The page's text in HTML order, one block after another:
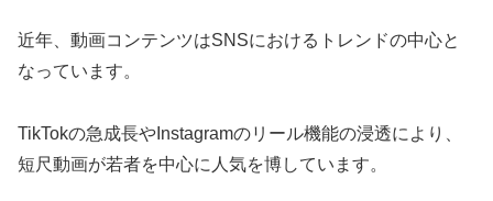
近年、動画コンテンツはSNSにおけるトレンドの中心と
なっています。
TikTokの急成長やInstagramのリール機能の浸透により、
短尺動画が若者を中心に人気を博しています。